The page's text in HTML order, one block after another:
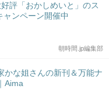
評「おかしめいと」のス
ャンペーン開催中
朝時間.jp編集部
かな姐さんの新刊＆万能ナ
Aima